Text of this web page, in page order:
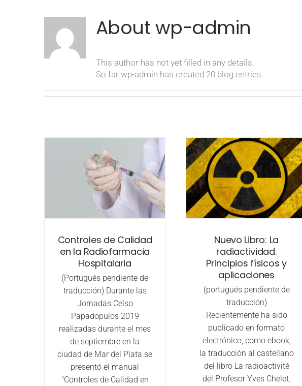
Aboutwp-admin
This author has not yet filled in any details.
So far wp-admin has created 20 blog entries.
Controles de Calidad
en la Radiofarmacia
Hospitalaria
(Portugués pendiente de
traducción) Durante las
Jornadas Celso
Papadopulos 2019
realizadas durante el mes
de septiembre en la
ciudad de Mar del Plata se
presentó el manual
"Controles de Calidad en
Nuevo Libro: La
radiactividad.
Principios físicos y
aplicaciones
(portugués pendiente de
traducción)
Recientemente ha sido
publicado en formato
electrónico, como ebook,
la traducción al castellano
del libro La radioactivité
del Profesor Yves Chelet.